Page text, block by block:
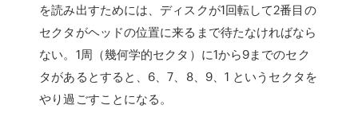
を読み出すためには、ディスクが1回転して2番目の
セクタがヘッドの位置に来るまで待たなければなら
ない。1周（幾何学的セクタ）に1から9までのセク
タがあるとすると、6、7、8、9、1 というセクタを
やり過ごすことになる。